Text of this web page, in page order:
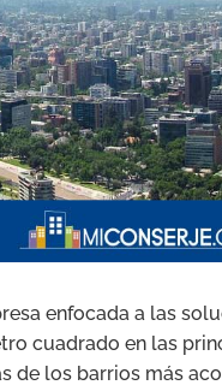
enfocada a las
cuadrado en las
de los barrios más